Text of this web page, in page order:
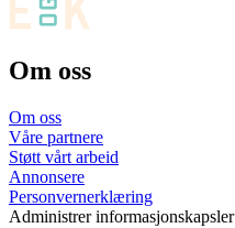
Om oss
Om oss
Våre partnere
Støtt vårt arbeid
Annonsere
Personvernerklæring
Administrer informasjonskapsler